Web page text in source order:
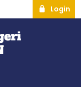
Login